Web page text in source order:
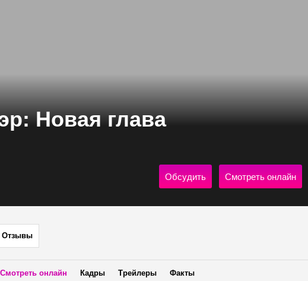
Новая глава
Обсудить Смотреть онлайн
Отзывы
Смотреть онлайн Кадры Трейлеры Факты